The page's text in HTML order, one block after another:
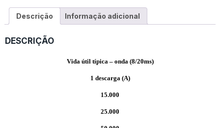
Descrição Informação adicional
DESCRIÇÃO
Vida útil típica – onda (8/20ms)
1 descarga (A)
15.000
25.000